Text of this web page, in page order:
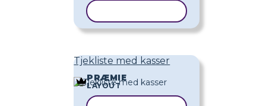
Tjekliste med kasser
PRÆMIE
LAYOUT